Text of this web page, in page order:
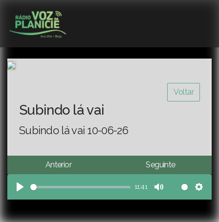
Voltar
Subindo lá vai
Subindo lá vai 10-06-26
Anterior Seguinte
Play
11:41
Mute